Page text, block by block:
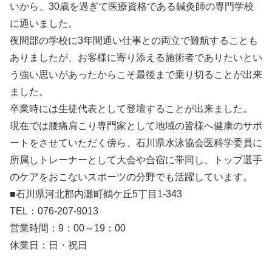
いから、30歳を過ぎて医療資格である鍼灸師の専門学校
に通いました。
夜間部の学校に3年間通い仕事との両立で難航することも
ありましたが、お客様に寄り添える施術者でありたいとい
う強い思いがあったからこそ最後まで乗り切ることが出来
ました。
卒業時には生徒代表として登壇することが出来ました。
現在では腰痛肩こり専門家として地域の皆様へ健康のサポ
ートをさせていただく傍ら、石川県水泳協会医科学委員に
所属しトレーナーとして大会や合宿に帯同し、トップ選手
のケアをおこないスポーツの分野でも活躍しています。
■石川県河北郡内灘町鶴ケ丘5丁目1-343
TEL：076-207-9013
営業時間：9：00～19：00
休業日：日・祝日